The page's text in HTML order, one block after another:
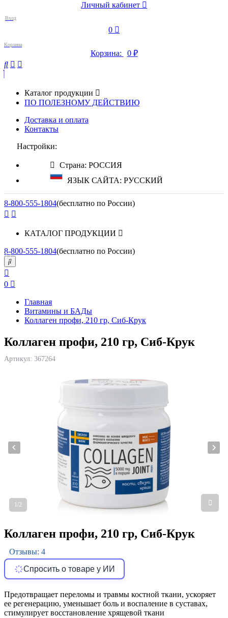
Личный кабинет
Вход
0
Корзина
Корзина: 0 ₽
Каталог продукции
ПО ПОЛЕЗНОМУ ДЕЙСТВИЮ
Доставка и оплата
Контакты
Настройки:
Страна: РОССИЯ
ЯЗЫК САЙТА: РУССКИЙ
8-800-555-1804(бесплатно по России)
КАТАЛОГ ПРОДУКЦИИ
8-800-555-1804(бесплатно по России)
0
Главная
Витамины и БАДы
Коллаген профи, 210 гр, Сиб-Крук
Коллаген профи, 210 гр, Сиб-Крук
Артикул: 367264
1/2
Коллаген профи, 210 гр, Сиб-Крук
Отзывы: 4
Спросить о товаре у ИИ
Предотвращает переломы и травмы костной ткани, ускоряет
ее регенерацию, уменьшает боль и воспаление в суставах,
стимулирует восстановление хрящевой ткани